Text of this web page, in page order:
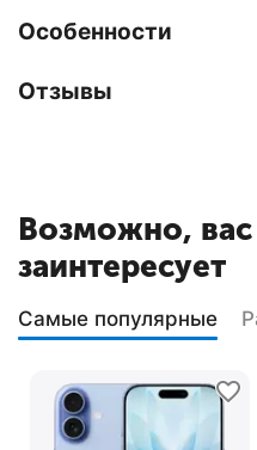
Особенности
Отзывы
Возможно, вас
заинтересует
Самые популярные